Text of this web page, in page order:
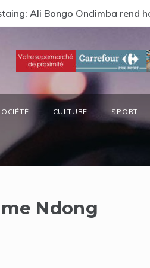
Ali Bongo Ondimba rend
CULTURE SPORT
Ndong